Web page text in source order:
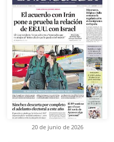
20 de junio de 2026